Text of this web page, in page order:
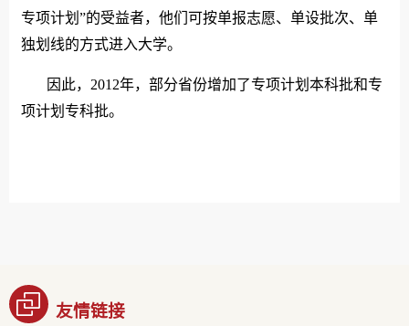
专项计划”的受益者，他们可按单报志愿、单设批次、单
独划线的方式进入大学。
因此，2012年，部分省份增加了专项计划本科批和专
项计划专科批。
友情链接